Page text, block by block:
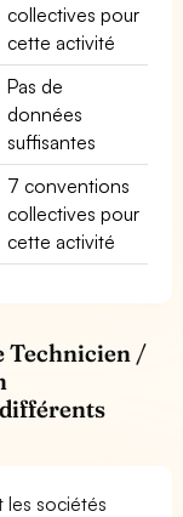
collectives pour
cette activité
Pas de
données
suffisantes
7 conventions
collectives pour
cette activité
Technicien /
les sociétés